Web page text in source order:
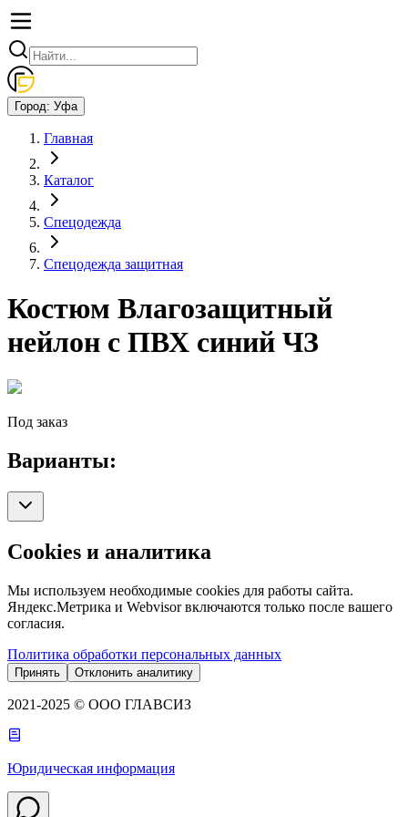
Город: Уфа
Главная
Каталог
Спецодежда
Спецодежда защитная
Костюм Влагозащитный
нейлон с ПВХ синий ЧЗ
Под заказ
Варианты:
Cookies и аналитика
Мы используем необходимые cookies для работы сайта.
Яндекс.Метрика и Webvisor включаются только после вашего
согласия.
Политика обработки персональных данных
Принять Отклонить аналитику
2021-2025 © ООО ГЛАВСИЗ
Юридическая информация